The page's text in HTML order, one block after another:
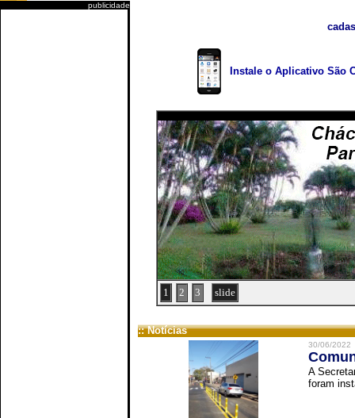
publicidade
Instale o Aplicativo São
1 2 3 slide
:: Notícias
30/06/2022
A
foram